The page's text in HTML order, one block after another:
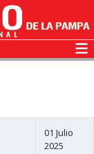
01 Julio
2025